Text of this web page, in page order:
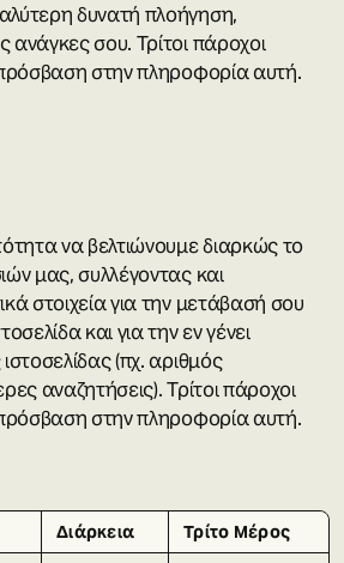
δυνατή πλοήγηση,
σου. Τρίτοι πάροχοι
στην πληροφορία αυτή.
να βελτιώνουμε διαρκώς το
μας, συλλέγοντας και
στοιχεία για την μετάβασή σου
και για την εν γένει
(πχ. αριθμός
αναζητήσεις). Τρίτοι πάροχοι
στην πληροφορία αυτή.
Διάρκεια Τρίτο Μέρος